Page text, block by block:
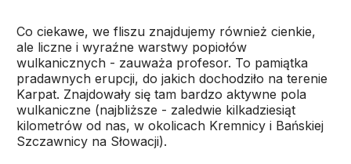
Co ciekawe, we fliszu znajdujemy również cienkie,
ale liczne i wyraźne warstwy popiołów
wulkanicznych - zauważa profesor. To pamiątka
pradawnych erupcji, do jakich dochodziło na terenie
Karpat. Znajdowały się tam bardzo aktywne pola
wulkaniczne (najbliższe - zaledwie kilkadziesiąt
kilometrów od nas, w okolicach Kremnicy i Bańskiej
Szczawnicy na Słowacji).